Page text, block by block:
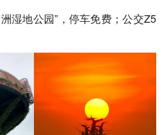
湿地公园”，停车免费；公交Z5